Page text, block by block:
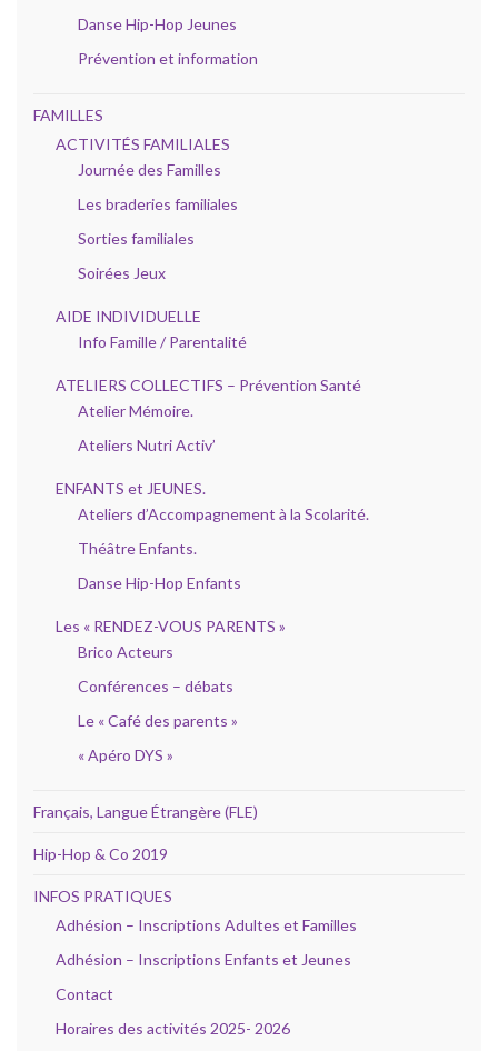
Danse Hip-Hop Jeunes
Prévention et information
FAMILLES
ACTIVITÉS FAMILIALES
Journée des Familles
Les braderies familiales
Sorties familiales
Soirées Jeux
AIDE INDIVIDUELLE
Info Famille / Parentalité
ATELIERS COLLECTIFS – Prévention Santé
Atelier Mémoire.
Ateliers Nutri Activ’
ENFANTS et JEUNES.
Ateliers d’Accompagnement à la Scolarité.
Théâtre Enfants.
Danse Hip-Hop Enfants
Les « RENDEZ-VOUS PARENTS »
Brico Acteurs
Conférences – débats
Le « Café des parents »
« Apéro DYS »
Français, Langue Étrangère (FLE)
Hip-Hop & Co 2019
INFOS PRATIQUES
Adhésion – Inscriptions Adultes et Familles
Adhésion – Inscriptions Enfants et Jeunes
Contact
Horaires des activités 2025- 2026